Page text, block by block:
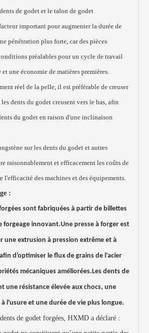
de godet et le talon de godet
important pour augmenter la durée de
pénétration plus forte, car des pièces
préalables pour un cycle de travail
une économie de matières premières.
réel de la pelle, il est préférable de creuser
dents du godet creusent vers le bas, afin
du godet en raison d'une inclinaison
sur les dents du godet et autres
raisonnablement et efficacement les coûts de
l'efficacité des machines et des équipements.
:
sont fabriquées à partir de billettes
forgeage innovant.Une presse à forger est
une extrusion à pression extrême et à
d'optimiser le flux de grains de l'acier
mécaniques améliorées.Les dents de
une résistance élevée aux chocs, une
l'usure et une durée de vie plus longue.
de godet forgées, HXMD a déclaré :